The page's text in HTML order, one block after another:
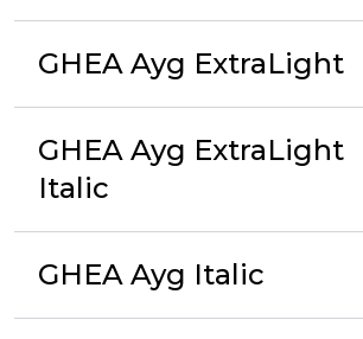
GHEA Ayg ExtraLight
GHEA Ayg ExtraLight
Italic
GHEA Ayg Italic